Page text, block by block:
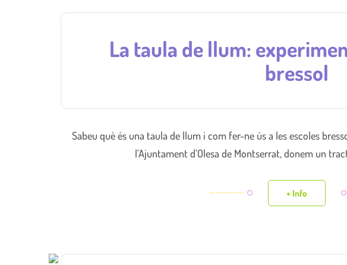
La taula de llum:
bressol
Sabeu què és una taula de llum i com fer-ne ús a les escoles
l’Ajuntament d’Olesa de Montserrat, donem un
+ Info